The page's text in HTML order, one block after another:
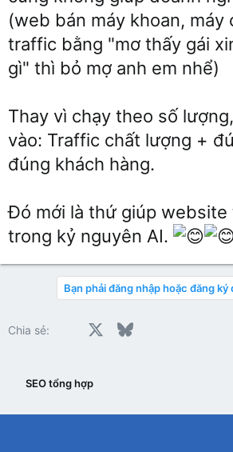
(web bán máy khoan, máy
traffic bằng "mơ thấy gái
gì" thì bỏ mợ anh em nhể)
Thay vì chạy theo số
vào: Traffic chất lượng +
đúng khách hàng.
Đó mới là thứ giúp website
trong kỷ nguyên AI.
Bạn phải đăng nhập hoặc đăng ký
Chia sẻ: Facebook Bluesky
SEO tổng hợp